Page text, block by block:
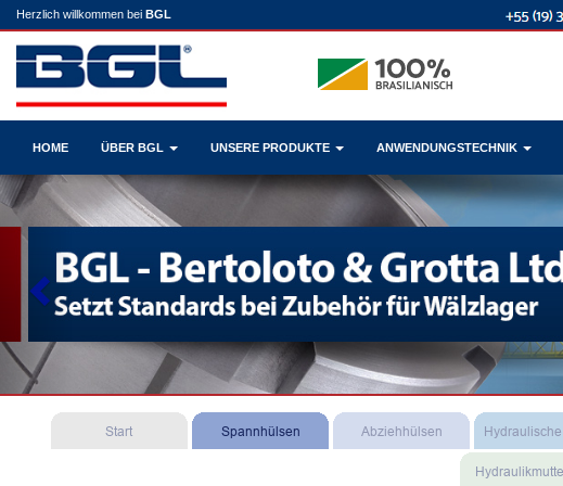
Herzlich willkommen bei BGL
HOME ÜBER BGL UNSERE PRODUKTE ANWENDUNGSTECHNIK
Previous